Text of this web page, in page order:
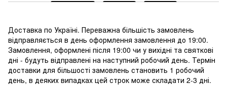
Доставка по Україні. Переважна більшість замовлень
відправляється в день оформлення замовлення до 19:00.
Замовлення, оформлені після 19:00 чи у вихідні та святкові
дні - будуть відправлені на наступний робочий день. Термін
доставки для більшості замовлень становить 1 робочий
день, в деяких випадках цей строк може складати 2-3 дні.